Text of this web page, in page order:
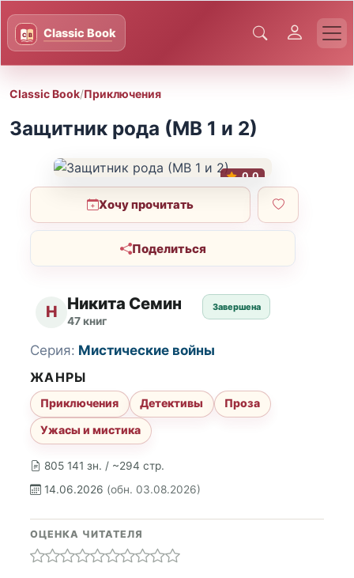
Classic Book/Приключения
Защитник рода (МВ 1 и 2)
0.0
Хочу прочитать
Поделиться
Н Никита Семин
47 книг
Завершена
805 141 зн. / ~294 стр.
14.06.2026 (обн. 03.08.2026)
Серия: Мистические войны
ЖАНРЫ
Приключения Детективы
Проза
Ужасы и мистика
ОЦЕНКА ЧИТАТЕЛЯ